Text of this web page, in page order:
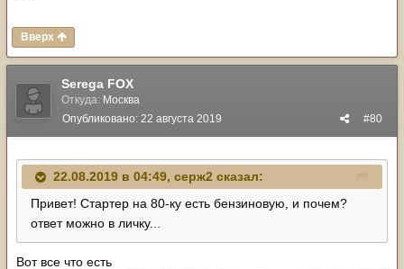
Вверх
Serega FOX
Откуда: Москва
#80
Опубликовано: 22 августа 2019
22.08.2019 в 04:49, серж2 сказал:
Привет! Стартер на 80-ку есть бензиновую, и почем?
ответ можно в личку...
Вот все что есть